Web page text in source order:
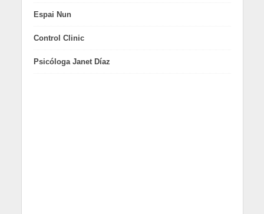
Espai Nun
Control Clinic
Psicóloga Janet Díaz